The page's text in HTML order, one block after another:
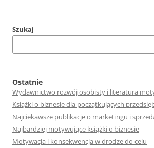
Szukaj
Ostatnie
Wydawnictwo rozwój osobisty i literatura
Książki o biznesie dla początkujących
Najciekawsze publikacje o marketingu i
Najbardziej motywujące książki o biznesie
Motywacja i konsekwencja w drodze do celu